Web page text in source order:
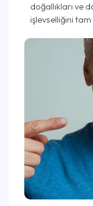
doğallıkları ve
işlevselliğini